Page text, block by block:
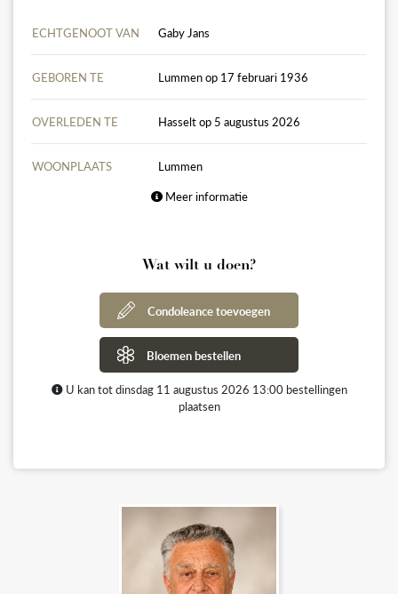
ECHTGENOOT VAN Gaby Jans
GEBOREN TE Lummen op 17 februari 1936
OVERLEDEN TE Hasselt op 5 augustus 2026
WOONPLAATS
Lummen
Meer informatie
Wat wilt u doen?
Condoleance toevoegen
Bloemen bestellen
U kan tot dinsdag 11 augustus 2026 13:00 bestellingen
plaatsen